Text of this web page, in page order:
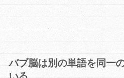
バブ脳は別の単語を同一